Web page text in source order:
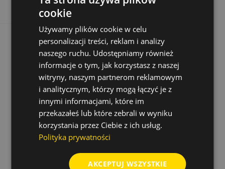
cookie
Używamy plików cookie w celu
personalizacji treści, reklam i analizy
naszego ruchu. Udostępniamy również
informacje o tym, jak korzystasz z naszej
witryny, naszym partnerom reklamowym
i analitycznym, którzy mogą łączyć je z
innymi informacjami, które im
przekazałeś lub które zebrali w wyniku
korzystania przez Ciebie z ich usług.
Polityka prywatności
AKCEPTUJ WSZYSTKIE